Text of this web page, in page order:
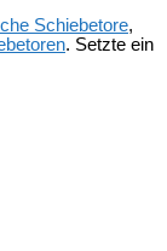
Schiebetore,
. Setzte ein